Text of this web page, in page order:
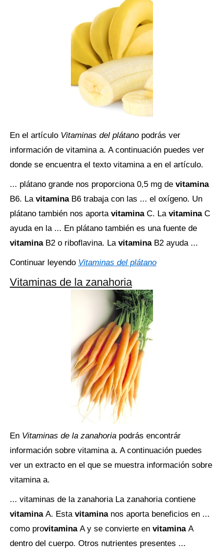
En el artículo Vitaminas del plátano podrás ver
información de vitamina a. A continuación puedes ver
donde se encuentra el texto vitamina a en el artículo.
... plátano grande nos proporciona 0,5 mg de vitamina
B6. La vitamina B6 trabaja con las ... el oxígeno. Un
plátano también nos aporta vitamina C. La vitamina C
ayuda en la ... En plátano también es una fuente de
vitamina B2 o riboflavina. La vitamina B2 ayuda ...
Continuar leyendo Vitaminas del plátano
Vitaminas de la zanahoria
En Vitaminas de la zanahoria podrás encontrár
información sobre vitamina a. A continuación puedes
ver un extracto en el que se muestra información sobre
vitamina a.
... vitaminas de la zanahoria La zanahoria contiene
vitamina A. Esta vitamina nos aporta beneficios en ...
como provitamina A y se convierte en vitamina A
dentro del cuerpo. Otros nutrientes presentes ...